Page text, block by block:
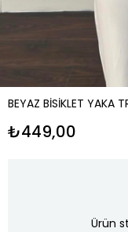
BEYAZ BISIKLET YAKA
₺449,00
Ürün